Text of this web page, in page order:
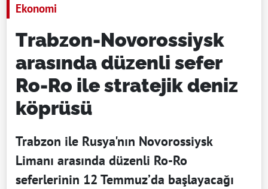
Ekonomi
Trabzon-Novorossiysk
arasında düzenli sefer
Ro-Ro ile stratejik deniz
köprüsü
Trabzon ile Rusya'nın Novorossiysk
Limanı arasında düzenli Ro-Ro
seferlerinin 12 Temmuz’da başlayacağı